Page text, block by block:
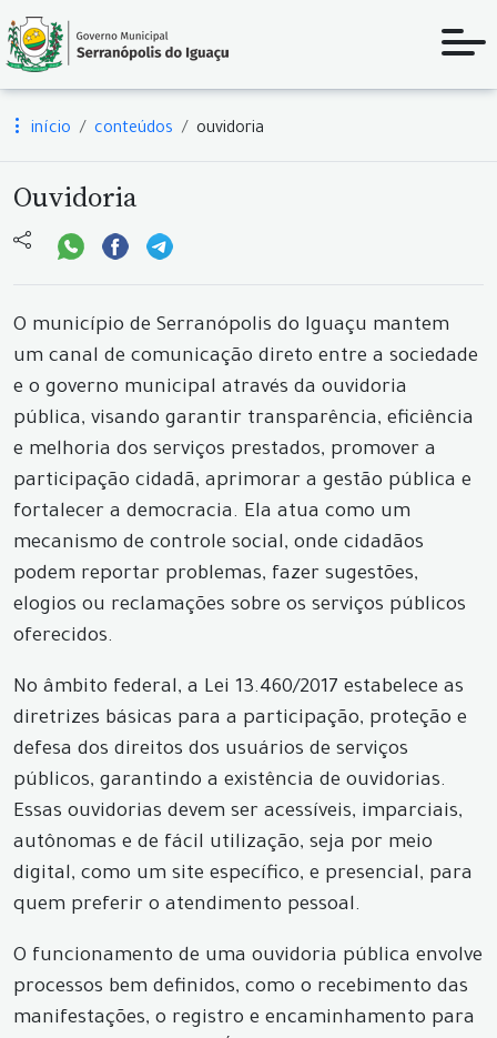
início conteúdos ouvidoria
Ouvidoria
O município de Serranópolis do Iguaçu mantem
um canal de comunicação direto entre a sociedade
e o governo municipal através da ouvidoria
pública, visando garantir transparência, eficiência
e melhoria dos serviços prestados, promover a
participação cidadã, aprimorar a gestão pública e
fortalecer a democracia. Ela atua como um
mecanismo de controle social, onde cidadãos
podem reportar problemas, fazer sugestões,
elogios ou reclamações sobre os serviços públicos
oferecidos.
No âmbito federal, a Lei 13.460/2017 estabelece as
diretrizes básicas para a participação, proteção e
defesa dos direitos dos usuários de serviços
públicos, garantindo a existência de ouvidorias.
Essas ouvidorias devem ser acessíveis, imparciais,
autônomas e de fácil utilização, seja por meio
digital, como um site específico, e presencial, para
quem preferir o atendimento pessoal.
O funcionamento de uma ouvidoria pública envolve
processos bem definidos, como o recebimento das
manifestações, o registro e encaminhamento para